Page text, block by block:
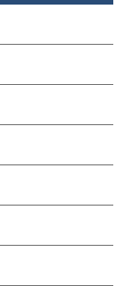
対策評価制度」